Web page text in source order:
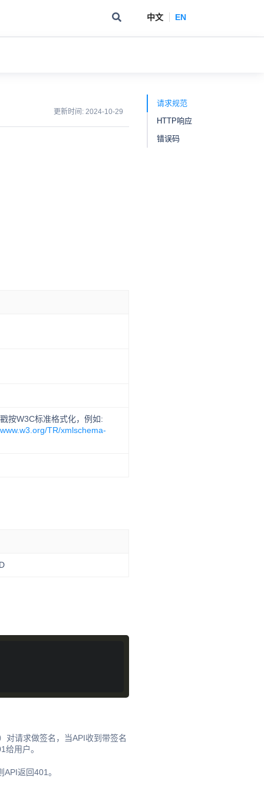
中文 EN
更新时间: 2024-10-29
按W3C标准格式化，例如:
TR/xmlschema-
对请求做签名，当API收到带签名
用户。
返回401。
请求规范
HTTP响应
错误码